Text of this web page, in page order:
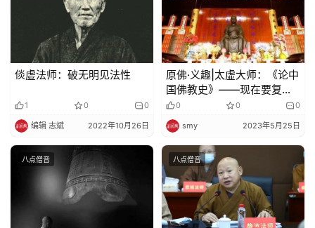
策
法
规
倓虚法师：破无明见法性
1 0 0
编辑 志斌 2022年10月26日
原佛·义趣|太虚大师：《论中
国佛教史》——现在要复兴
中国佛教，应该继承佛本论
的主动流
0 0 0
smy 2023年5月25日
八点僧音 八点僧音